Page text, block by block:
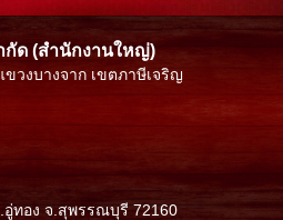
กัด (สำนักงานใหญ่)
วงบางจาก เขตภาษีเจริญ
อู่ทอง จ.สุพรรณบุรี 72160